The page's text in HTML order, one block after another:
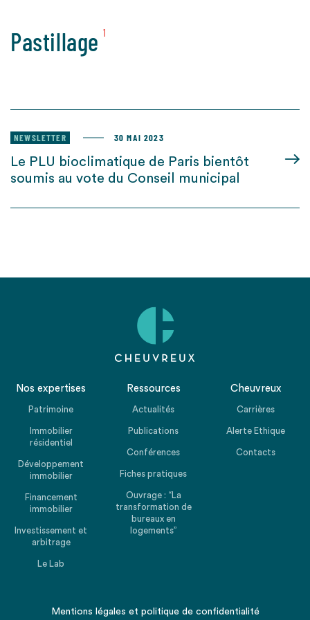
Pastillage 1
NEWSLETTER 30 MAI 2023
Le PLU bioclimatique de Paris bientôt
soumis au vote du Conseil municipal
Nos expertises
Patrimoine
Immobilier
résidentiel
Développement
immobilier
Financement
immobilier
Investissement et
arbitrage
Le Lab
Ressources
Actualités
Publications
Conférences
Fiches pratiques
Ouvrage : “La
transformation de
bureaux en
logements”
Cheuvreux
Carrières
Alerte Ethique
Contacts
Mentions légales et politique de confidentialité